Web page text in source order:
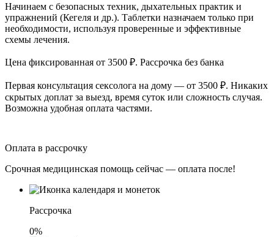
Начинаем с безопасных техник, дыхательных практик и
упражнений (Кегеля и др.). Таблетки назначаем только при
необходимости, используя проверенные и эффективные
схемы лечения.
Цена фиксированная от 3500 ₽. Рассрочка без банка
Первая консультация сексолога на дому — от 3500 ₽. Никаких
скрытых доплат за выезд, время суток или сложность случая.
Возможна удобная оплата частями.
Оплата в рассрочку
Срочная медицинская помощь сейчас — оплата после!
Рассрочка
0%